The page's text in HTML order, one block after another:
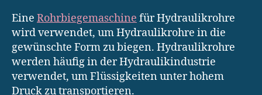
Eine Rohrbiegemaschine für Hydraulikrohre
wird verwendet, um Hydraulikrohre in die
gewünschte Form zu biegen. Hydraulikrohre
werden häufig in der Hydraulikindustrie
verwendet, um Flüssigkeiten unter hohem
Druck zu transportieren.